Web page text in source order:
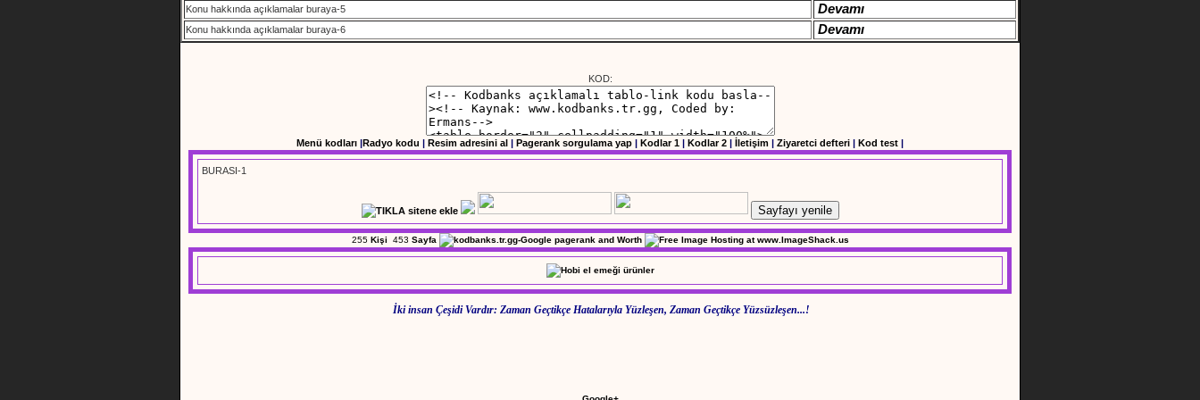
Konu hakkında açıklamalar buraya-5 Devamı
Konu hakkında açıklamalar buraya-6 Devamı
KOD:
Menü kodları |Radyo kodu | Resim adresini al | Pagerank sorgulama yap | Kodlar 1 | Kodlar 2 | İletişim | Ziyaretci defteri | Kod test |
BURASI-1
Sayfayı yenile
255 Kişi 453 Sayfa
İki insan Çeşidi Vardır: Zaman Geçtikçe Hatalarıyla Yüzleşen, Zaman Geçtikçe Yüzsüzleşen...!